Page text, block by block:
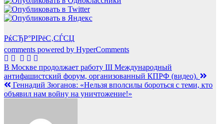
РќСЂР°РІРёС‚СЃСЏ
comments powered by HyperComments
Навигация
по
записям
В Москве продолжает работу III Международный
антифашистский форум, организованный КПРФ (видео).
Геннадий Зюганов: «Нельзя вполсилы бороться с теми, кто
объявил нам войну на уничтожение!»